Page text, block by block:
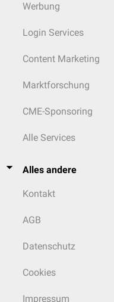
Werbung
Login Services
Content Marketing
Marktforschung
CME-Sponsoring
Alle Services
Alles andere
Kontakt
AGB
Datenschutz
Cookies
Impressum